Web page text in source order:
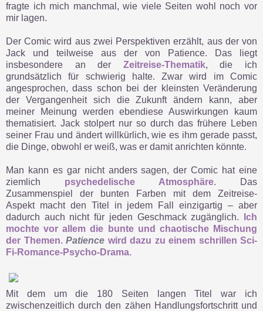
fragte ich mich manchmal, wie viele Seiten wohl noch vor
mir lagen.
Der Comic wird aus zwei Perspektiven erzählt, aus der von
Jack und teilweise aus der von Patience. Das liegt
insbesondere an der Zeitreise-Thematik, die ich
grundsätzlich für schwierig halte. Zwar wird im Comic
angesprochen, dass schon bei der kleinsten Veränderung
der Vergangenheit sich die Zukunft ändern kann, aber
meiner Meinung werden ebendiese Auswirkungen kaum
thematisiert. Jack stolpert nur so durch das frühere Leben
seiner Frau und ändert willkürlich, wie es ihm gerade passt,
die Dinge, obwohl er weiß, was er damit anrichten könnte.
Man kann es gar nicht anders sagen, der Comic hat eine
ziemlich psychedelische Atmosphäre. Das
Zusammenspiel der bunten Farben mit dem Zeitreise-
Aspekt macht den Titel in jedem Fall einzigartig – aber
dadurch auch nicht für jeden Geschmack zugänglich.
Ich
mochte vor allem die bunte und chaotische Mischung
der Themen. Patience wird dazu zu einem schrillen Sci-
Fi-Romance-Psycho-Drama.
Mit dem um die 180 Seiten langen Titel war ich
zwischenzeitlich durch den zähen Handlungsfortschritt und